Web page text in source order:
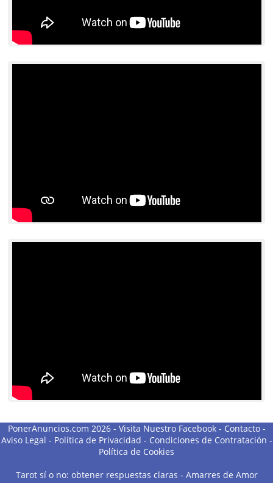
PonerAnuncios.com 2026 - Visita Nuestro Facebook- Contacto-
Aviso Legal - Política de Privacidad - Condiciones de Contratación -
Política de Cookies
Tarot sí o no: obtener respuestas claras - Amarres de Amor